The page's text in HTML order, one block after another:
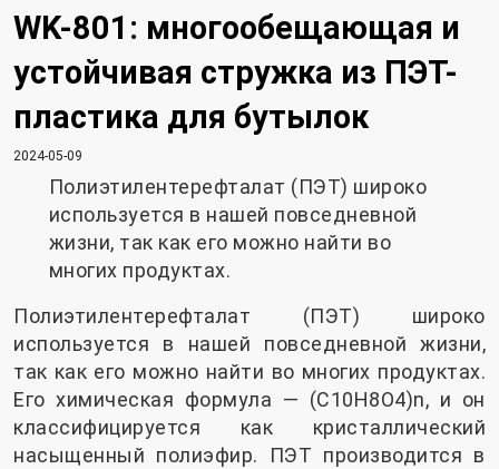
WK-801: многообещающая и
устойчивая стружка из ПЭТ-
пластика для бутылок
2024-05-09
Полиэтилентерефталат (ПЭТ) широко
используется в нашей повседневной
жизни, так как его можно найти во
многих продуктах.
Полиэтилентерефталат (ПЭТ) широко
используется в нашей повседневной жизни,
так как его можно найти во многих продуктах.
Его химическая формула — (C10H8O4)n, и он
классифицируется как кристаллический
насыщенный полиэфир. ПЭТ производится в